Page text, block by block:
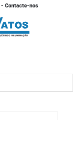
- Contacte-nos